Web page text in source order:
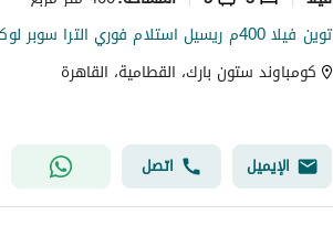
كومباوند ستون بارك، القطامية، القاهرة
الإيميل اتصل